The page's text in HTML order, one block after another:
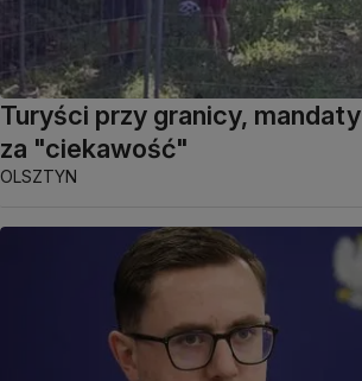
Turyści przy granicy, mandaty
za "ciekawość"
OLSZTYN